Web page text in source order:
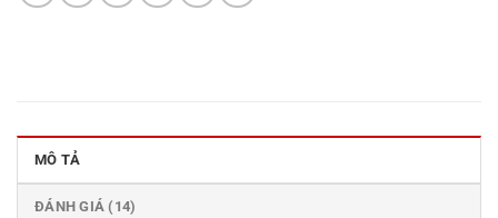
MÔ TẢ
ĐÁNH GIÁ (14)